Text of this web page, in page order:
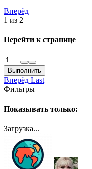
Вперёд
1 из 2
Перейти к странице
Выполнить
Вперёд Last
Фильтры
Показывать только:
Загрузка...